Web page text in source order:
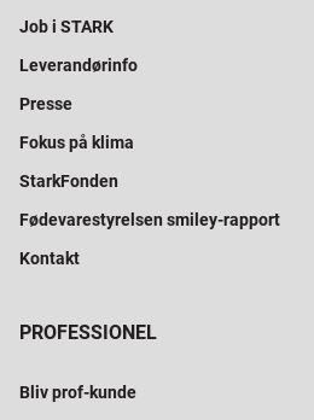
Job i STARK
Leverandørinfo
Presse
Fokus på klima
StarkFonden
Fødevarestyrelsen smiley-rapport
Kontakt
PROFESSIONEL
Bliv prof-kunde